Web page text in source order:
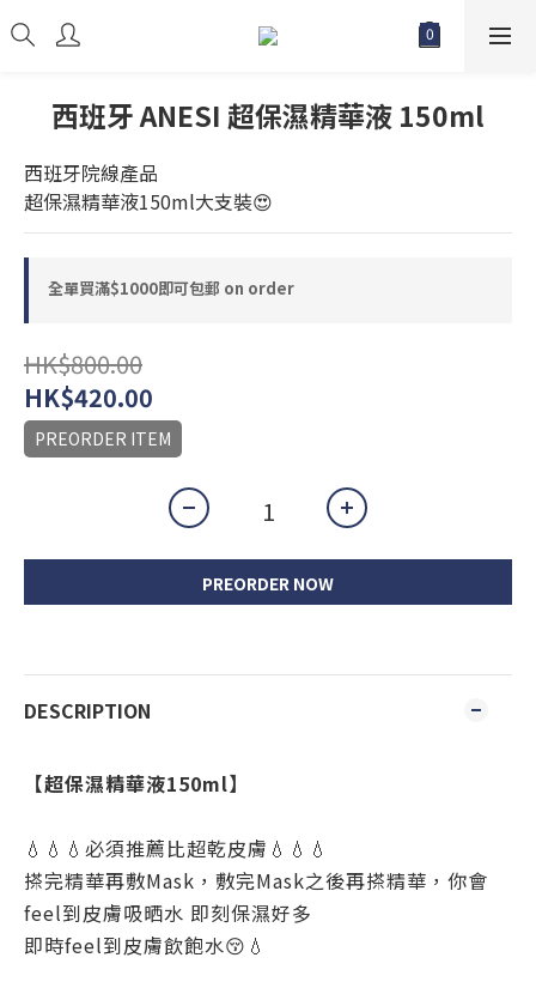
西班牙 ANESI 超保濕精華液 150ml
西班牙院線產品
超保濕精華液150ml大支裝😍
全單買滿$1000即可包郵 on order
HK$800.00
HK$420.00
PREORDER ITEM
PREORDER NOW
DESCRIPTION
【超保濕精華液150ml】
💧💧💧 必須推薦比超乾皮膚 💧💧💧
搽完精華再敷Mask ，敷完Mask之後再搽精華，你會
feel到皮膚吸晒水 即刻保濕好多
即時feel到皮膚飲飽水😚💧